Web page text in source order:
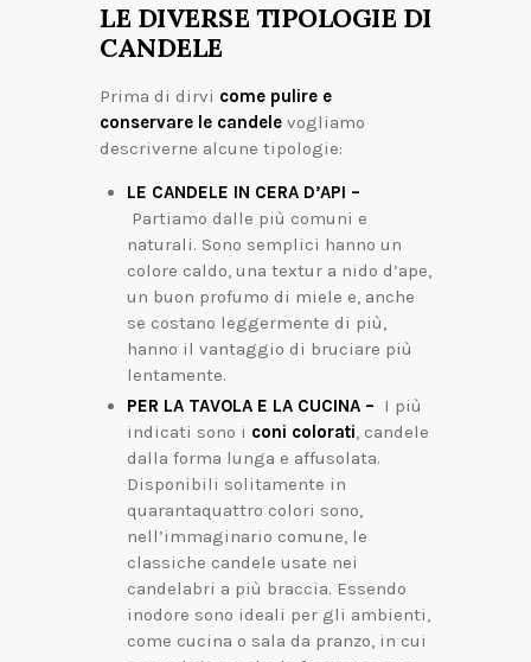
LE DIVERSE TIPOLOGIE DI
CANDELE
Prima di dirvi come pulire e
conservare le candele vogliamo
descriverne alcune tipologie:
LE CANDELE IN CERA D’API –
Partiamo dalle più comuni e
naturali. Sono semplici hanno un
colore caldo, una textur a nido d’ape,
un buon profumo di miele e, anche
se costano leggermente di più,
hanno il vantaggio di bruciare più
lentamente.
PER LA TAVOLA E LA CUCINA – I più
indicati sono i coni colorati, candele
dalla forma lunga e affusolata.
Disponibili solitamente in
quarantaquattro colori sono,
nell’immaginario comune, le
classiche candele usate nei
candelabri a più braccia. Essendo
inodore sono ideali per gli ambienti,
come cucina o sala da pranzo, in cui